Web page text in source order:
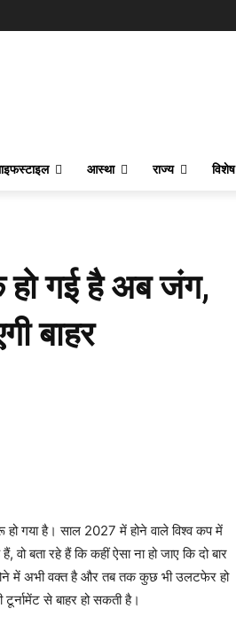
आस्था राज्य विशेष
गई है अब जंग,
बाहर
गया है। साल 2027 में होने वाले विश्व कप में
बता रहे हैं कि कहीं ऐसा ना हो जाए कि दो बार
होने में अभी वक्त है और तब तक कुछ भी उलटफेर हो
से बाहर हो सकती है।